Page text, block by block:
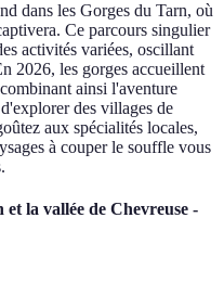
dans les Gorges du Tarn, où
Ce parcours singulier
activités variées, oscillant
2026, les gorges accueillent
ainsi l'aventure
des villages de
aux spécialités locales,
à couper le souffle vous
la vallée de Chevreuse -